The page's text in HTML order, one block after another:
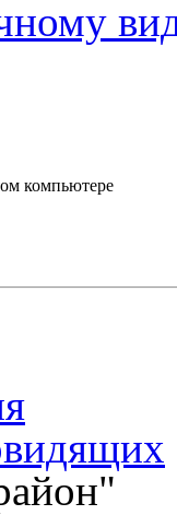
компьютере